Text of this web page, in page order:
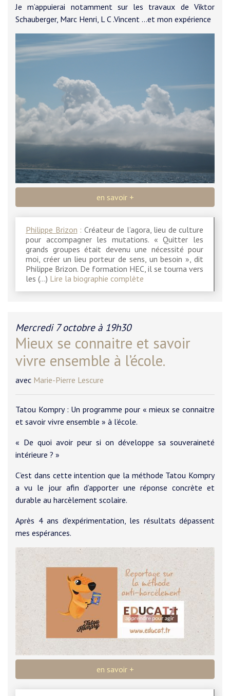
Je m’appuierai notamment sur les travaux de Viktor
Schauberger, Marc Henri, L C .Vincent …et mon expérience
en savoir +
Philippe Brizon : Créateur de l’agora, lieu de culture
pour accompagner les mutations. « Quitter les
grands groupes était devenu une nécessité pour
moi, créer un lieu porteur de sens, un besoin », dit
Philippe Brizon. De formation HEC, il se tourna vers
les (…) Lire la biographie complète
Mercredi 7 octobre à 19h30
Mieux se connaitre et savoir
vivre ensemble à l’école.
avec Marie-Pierre Lescure
Tatou Kompry : Un programme pour « mieux se connaitre
et savoir vivre ensemble » à l’école.
« De quoi avoir peur si on développe sa souveraineté
intérieure ? »
C’est dans cette intention que la méthode Tatou Kompry
a vu le jour afin d’apporter une réponse concrète et
durable au harcèlement scolaire.
Après 4 ans d’expérimentation, les résultats dépassent
mes espérances.
en savoir +